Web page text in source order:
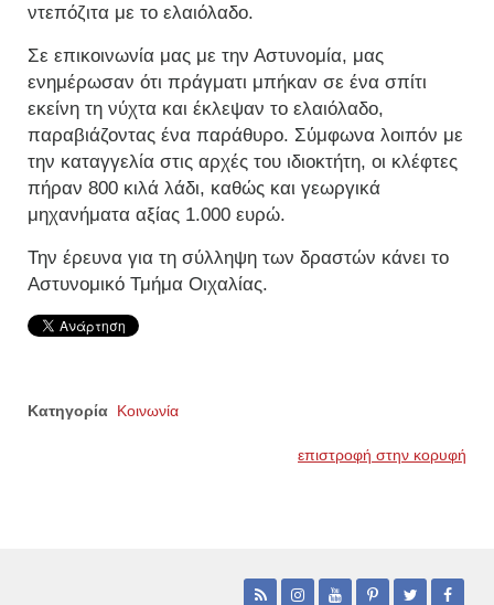
ντεπόζιτα με το ελαιόλαδο.
Σε επικοινωνία μας με την Αστυνομία, μας
ενημέρωσαν ότι πράγματι μπήκαν σε ένα σπίτι
εκείνη τη νύχτα και έκλεψαν το ελαιόλαδο,
παραβιάζοντας ένα παράθυρο. Σύμφωνα λοιπόν με
την καταγγελία στις αρχές του ιδιοκτήτη, οι κλέφτες
πήραν 800 κιλά λάδι, καθώς και γεωργικά
μηχανήματα αξίας 1.000 ευρώ.
Την έρευνα για τη σύλληψη των δραστών κάνει το
Αστυνομικό Τμήμα Οιχαλίας.
Κατηγορία Κοινωνία
επιστροφή στην κορυφή